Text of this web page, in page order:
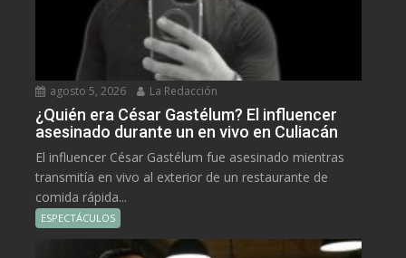
agosto 5, 2026 La Redacción
¿Quién era César Gastélum? El influencer
asesinado durante un en vivo en Culiacán
El influencer César Gastélum fue asesinado mientras
transmitía en vivo al exterior de un restaurante de
comida rápida...
ESPECTÁCULOS